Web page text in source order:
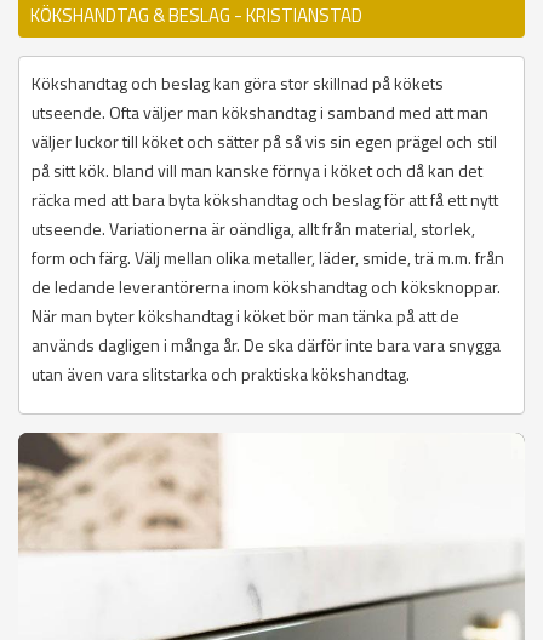
KÖKSHANDTAG & BESLAG - KRISTIANSTAD
Kökshandtag och beslag kan göra stor skillnad på kökets
utseende. Ofta väljer man kökshandtag i samband med att man
väljer luckor till köket och sätter på så vis sin egen prägel och stil
på sitt kök. bland vill man kanske förnya i köket och då kan det
räcka med att bara byta kökshandtag och beslag för att få ett nytt
utseende. Variationerna är oändliga, allt från material, storlek,
form och färg. Välj mellan olika metaller, läder, smide, trä m.m. från
de ledande leverantörerna inom kökshandtag och köksknoppar.
När man byter kökshandtag i köket bör man tänka på att de
används dagligen i många år. De ska därför inte bara vara snygga
utan även vara slitstarka och praktiska kökshandtag.